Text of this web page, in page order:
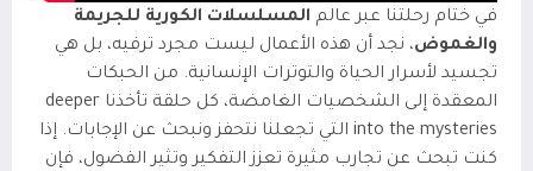
في ختام رحلتنا عبر عالم المسلسلات الكورية للجريمة
والغموض، نجد أن هذه الأعمال ليست مجرد ترفيه، بل هي
تجسيد لأسرار الحياة والتوترات الإنسانية. من الحبكات
المعقدة إلى الشخصيات الغامضة، كل حلقة تأخذنا deeper
into the mysteries التي تجعلنا نتحفز ونبحث عن الإجابات. إذا
كنت تبحث عن تجارب مثيرة تعزز التفكير وتثير الفضول، فإن